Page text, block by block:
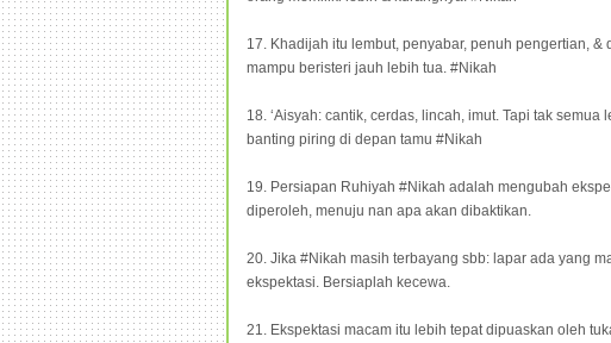
17. Khadijah itu lembut, penyabar, penuh pengertian,
mampu beristeri jauh lebih tua. #Nikah
18. ‘Aisyah: cantik, cerdas, lincah, imut. Tapi tak
banting piring di depan tamu #Nikah
19. Persiapan Ruhiyah #Nikah adalah mengubah
diperoleh, menuju nan apa akan dibaktikan.
20. Jika #Nikah masih terbayang sbb: lapar ada yang
ekspektasi. Bersiaplah kecewa.
21. Ekspektasi macam itu lebih tepat dipuaskan oleh